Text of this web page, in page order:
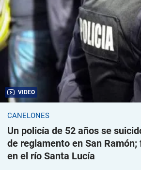
VIDEO
CANELONES
Un policía de 52 años se
de reglamento en San
en el río Santa Lucía